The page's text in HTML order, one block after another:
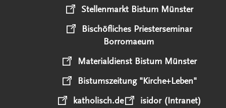
Stellenmarkt Bistum Münster
Bischöfliches Priesterseminar
Borromaeum
Materialdienst Bistum Münster
Bistumszeitung "Kirche+Leben"
katholisch.de
isidor (Intranet)